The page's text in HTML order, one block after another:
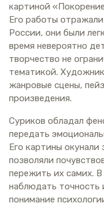
картиной
Его работы
России, они были
время невероятно
творчество не
тематикой.
жанровые сцены,
произведения.
Суриков обладал
передать
Его картины
позволяли
пережить их самих.
наблюдать точность
понимание